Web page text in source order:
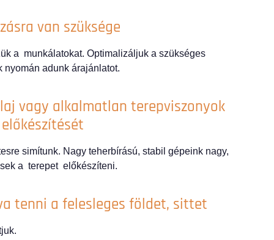
van szüksége
a munkálatokat. Optimalizáljuk a szükséges
adunk árajánlatot.
vagy alkalmatlan terepviszonyok
simítunk. Nagy teherbírású, stabil gépeink nagy,
a terepet előkészíteni.
tenni a felesleges földet, sittet